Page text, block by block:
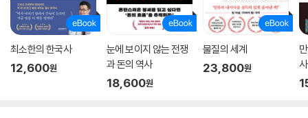
최소한의 한국사
12,600원
눈에 보이지 않는 전쟁
과 돈의 역사
18,600원
물질의 세계
23,800원
사